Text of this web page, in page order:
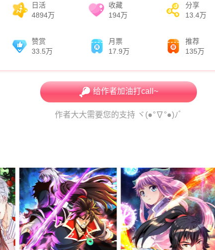
日活
4894万
收藏
194万
分享
13.4万
赞赏
33.5万
月票
17.9万
推荐
135万
给作者加油打call~
作者大大需要您的支持 ヾ(●°∇°●)ﾉﾞ